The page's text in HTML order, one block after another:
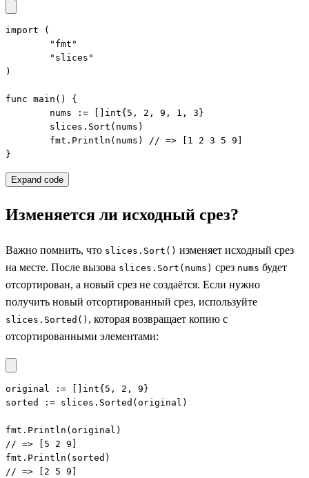
import (
)
func main() {
}
Expand code
Изменяется ли исходный срез?
Важно помнить, что slices.Sort() изменяет исходный срез
на месте. После вызова slices.Sort(nums) срез nums будет
отсортирован, а новый срез не создаётся. Если нужно
получить новый отсортированный срез, используйте
slices.Sorted() , которая возвращает копию с
отсортированными элементами:
original := []int{5, 2, 9}
sorted := slices.Sorted(original)
fmt.Println(original)
// => [5 2 9]
fmt.Println(sorted)
// => [2 5 9]